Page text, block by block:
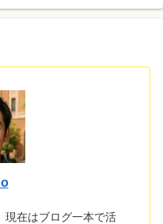
現在はブログ一本で活